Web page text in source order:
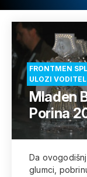
FRONTMEN
ULOZI
Mladen
Porina
Da
glumci,